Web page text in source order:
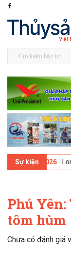
Sự kiện
02-2026 London,
Phú
tôm hùm
Chưa có đánh giá